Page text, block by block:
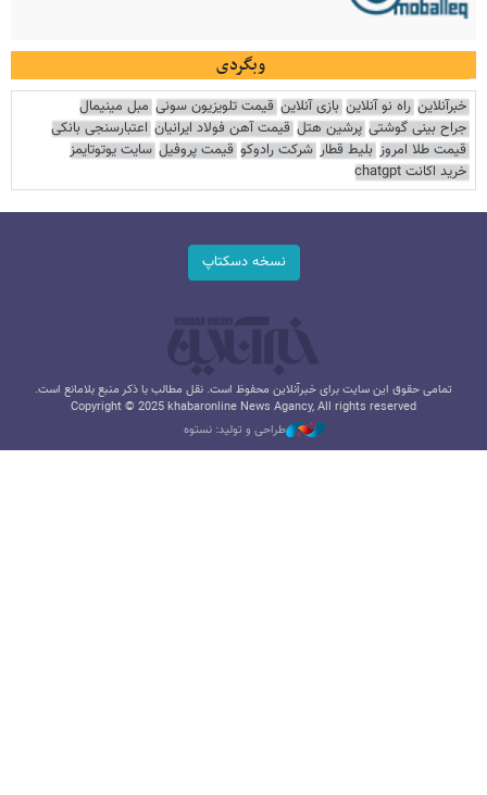
وبگردی
خبرآنلاین راه نو آنلاین بازی آنلاین قیمت تلویزیون سونی مبل مینیمال
جراح بینی گوشتی پرشین هتل قیمت آهن فولاد ایرانیان اعتبارسنجی بانکی
قیمت طلا امروز بلیط قطار شرکت رادوکو قیمت پروفیل سایت یوتوتایمز
خرید اکانت chatgpt
نسخه دسکتاپ
تمامی حقوق این سایت برای خبرآنلاین محفوظ است. نقل مطالب با ذکر منبع بلامانع است.
Copyright © 2025 khabaronline News Agancy, All rights reserved
طراحی و تولید: نستوه